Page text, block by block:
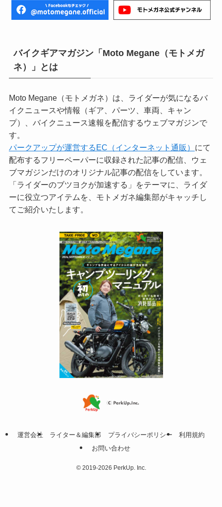
バイクギアマガジン「Moto Megane（モトメガ
ネ）」とは
Moto Megane（モトメガネ）は、ライダーが気になるバ
イクニュースや情報（ギア、パーツ、車両、キャン
プ）、バイクニュース速報を配信するウェブマガジンで
す。
パークアップが運営するEC（インターネット通販） にて
配布するフリーペーパーに収録された記事の配信、ウェ
ブマガジンだけのオリジナル記事の配信をしています。
「ライダーのブツヨクが加速する」をテーマに、ライダ
ーに役立つアイテムを、モトメガネ編集部がキャッチし
てご紹介いたします。
運営会社 ライター＆編集部 プライバシーポリシー
利用規約
お問い合わせ
©2019-2026 PerkUp. Inc.